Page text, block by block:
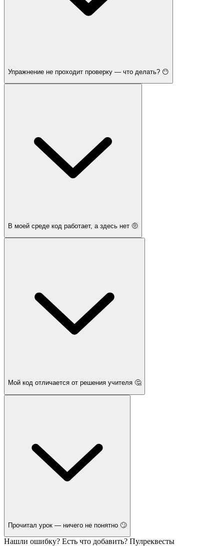
Упражнение не проходит проверку — что делать? 😶
В моей среде код работает, а здесь нет 🤨
Мой код отличается от решения учителя 🤔
Прочитал урок — ничего не понятно 🙄
Нашли ошибку? Есть что добавить? Пулреквесты